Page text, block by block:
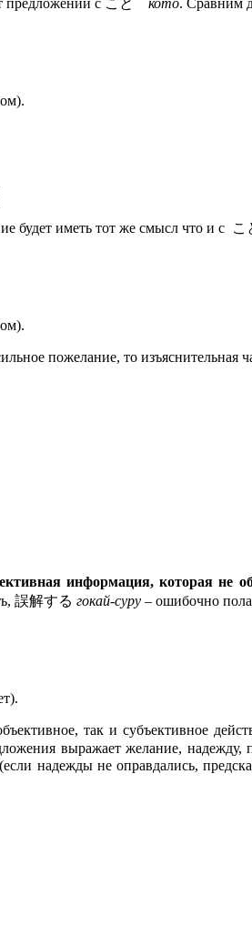
предложений с こと кото. Сравним
будет иметь тот же смысл что и с
пожелание, то изъяснительная
информация, которая не
誤解する гокай-суру – ошибочно
так и субъективное
выражает желание,
надежды не оправдались,